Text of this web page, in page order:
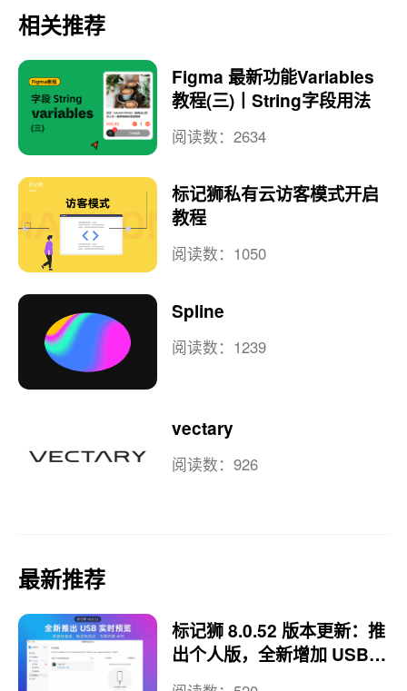
相关推荐
Figma 最新功能Variables
教程(三)丨String字段用法
阅读数：2634
标记狮私有云访客模式开启
教程
阅读数：1050
Spline
阅读数：1239
vectary
阅读数：926
最新推荐
标记狮 8.0.52 版本更新：推
出个人版，全新增加 USB
实时预览